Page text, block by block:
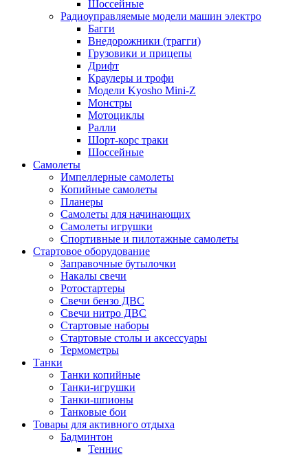
Шоссейные
Радиоуправляемые модели машин электро
Багги
Внедорожники (трагги)
Грузовики и прицепы
Дрифт
Краулеры и трофи
Модели Kyosho Mini-Z
Монстры
Мотоциклы
Ралли
Шорт-корс траки
Шоссейные
Самолеты
Импеллерные самолеты
Копийные самолеты
Планеры
Самолеты для начинающих
Самолеты игрушки
Спортивные и пилотажные самолеты
Стартовое оборудование
Заправочные бутылочки
Накалы свечи
Ротостартеры
Свечи бензо ДВС
Свечи нитро ДВС
Стартовые наборы
Стартовые столы и аксессуары
Термометры
Танки
Танки копийные
Танки-игрушки
Танки-шпионы
Танковые бои
Товары для активного отдыха
Бадминтон
Теннис